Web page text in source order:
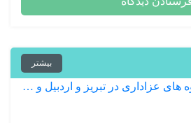
بیشتر